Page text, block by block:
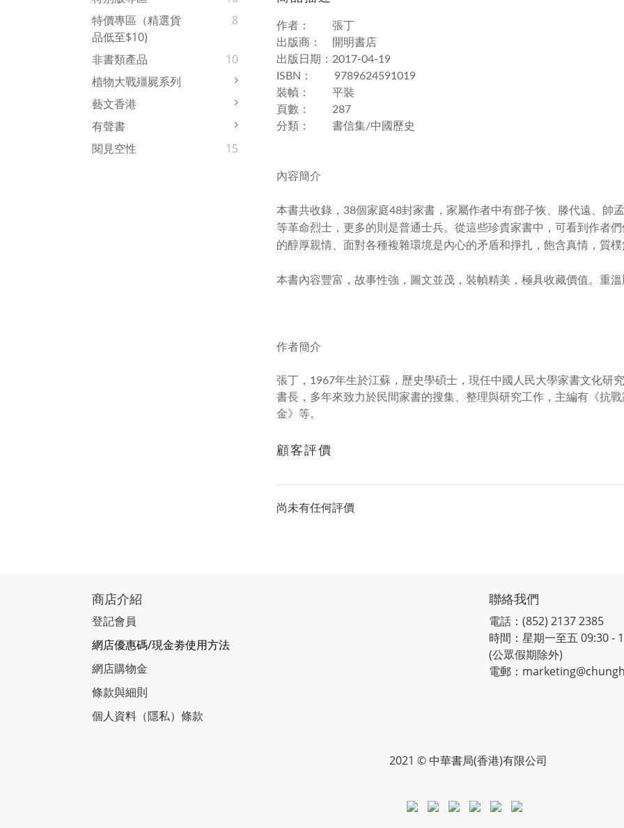
特價專區（精選貨
品低至$10)
8
非書類產品
10
植物大戰殭屍系列
藝文香港
有聲書
閱見空性
15
作者： 張丁
出版商： 開明書店
出版日期：2017-04-19
ISBN： 9789624591019
裝幀： 平裝
頁數： 287
分類： 書信集/中國歷史
內容簡介
本書共收錄，38個家庭48封家書，家屬作者中有鄧子恢、滕代遠、帥
等革命烈士，更多的則是普通士兵。從這些珍貴家書中，可看到作者
的醇厚親情、面對各種複雜環境是內心的矛盾和掙扎，飽含真情，質樸
本書內容豐富，故事性強，圖文並茂，裝幀精美，極具收藏價值。重
作者簡介
張丁，1967年生於江蘇，歷史學碩士，現任中國人民大學家書文化研
書長，多年來致力於民間家書的搜集、整理與研究工作，主編有《抗
金》等。
顧客評價
尚未有任何評價
商店介紹
登記會員
網店優惠碼/現金劵使用方法
網店購物金
條款與細則
個人資料（隱私）條款
聯絡我們
電話：(852) 2137 2385
時間：星期一至五 09:30 -
(公眾假期除外)
電郵：
2021 © 中華書局(香港)有限公司